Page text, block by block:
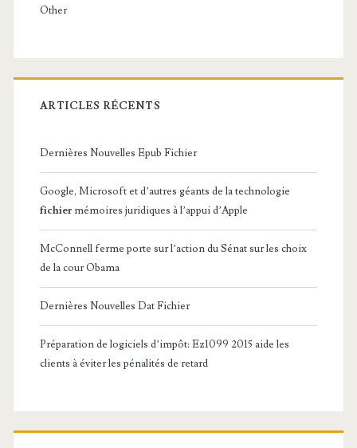
Other
ARTICLES RÉCENTS
Dernières Nouvelles Epub Fichier
Google, Microsoft et d’autres géants de la technologie
fichier mémoires juridiques à l’appui d’Apple
McConnell ferme porte sur l’action du Sénat sur les choix
de la cour Obama
Dernières Nouvelles Dat Fichier
Préparation de logiciels d’impôt: Ez1099 2015 aide les
clients à éviter les pénalités de retard